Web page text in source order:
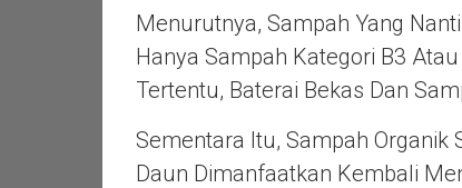
Menurutnya, Sampah Yang
Hanya Sampah Kategori B3
Tertentu, Baterai Bekas Dan
Sementara Itu, Sampah Organik
Daun Dimanfaatkan Kembali